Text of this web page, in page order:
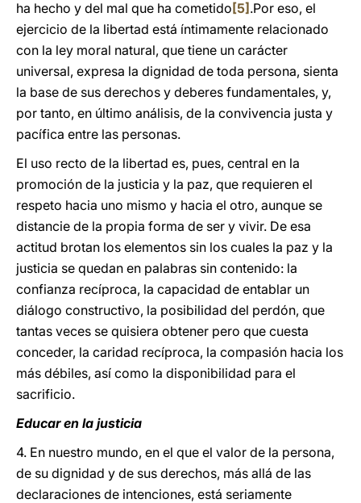
ha hecho y del mal que ha cometido [5] .Por eso, el
ejercicio de la libertad está íntimamente relacionado
con la ley moral natural, que tiene un carácter
universal, expresa la dignidad de toda persona, sienta
la base de sus derechos y deberes fundamentales, y,
por tanto, en último análisis, de la convivencia justa y
pacífica entre las personas.
El uso recto de la libertad es, pues, central en la
promoción de la justicia y la paz, que requieren el
respeto hacia uno mismo y hacia el otro, aunque se
distancie de la propia forma de ser y vivir. De esa
actitud brotan los elementos sin los cuales la paz y la
justicia se quedan en palabras sin contenido: la
confianza recíproca, la capacidad de entablar un
diálogo constructivo, la posibilidad del perdón, que
tantas veces se quisiera obtener pero que cuesta
conceder, la caridad recíproca, la compasión hacia los
más débiles, así como la disponibilidad para el
sacrificio.
Educar en la justicia
4. En nuestro mundo, en el que el valor de la persona,
de su dignidad y de sus derechos, más allá de las
declaraciones de intenciones, está seriamente